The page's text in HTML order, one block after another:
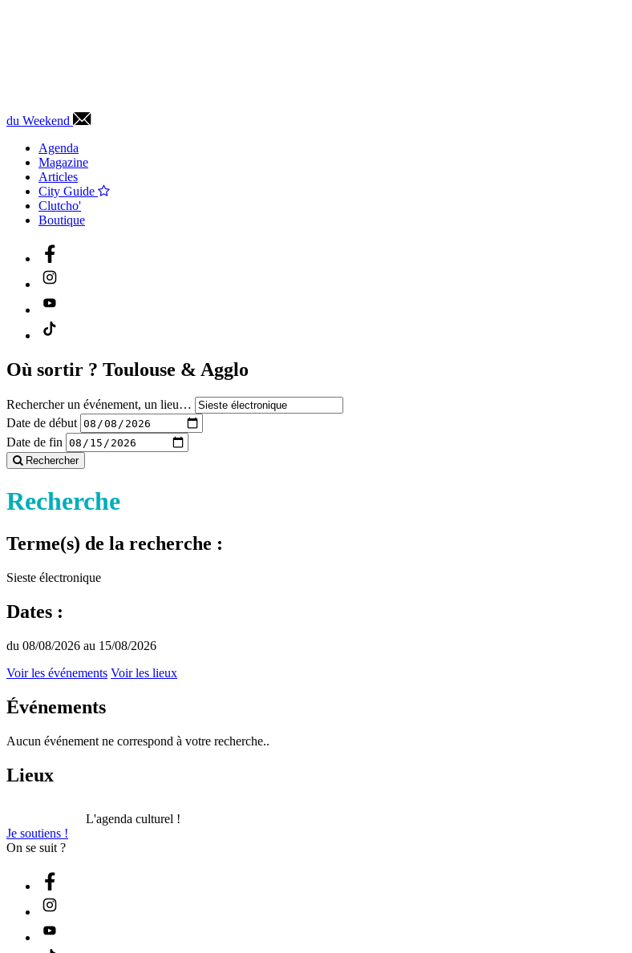
du Weekend
Agenda
Magazine
Articles
City Guide
Clutcho'
Boutique
Où sortir ? Toulouse & Agglo
Rechercher un événement, un lieu…
Date de début
Date de fin
Rechercher
Recherche
Terme(s) de la recherche :
Sieste électronique
Dates :
du 08/08/2026 au 15/08/2026
Voir les événements Voir les lieux
Événements
Aucun événement ne correspond à votre recherche..
Lieux
L'agenda culturel !
Je soutiens !
On se suit ?